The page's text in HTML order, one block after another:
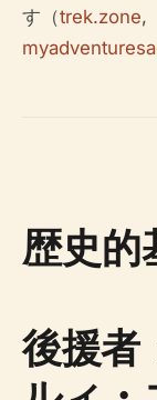
す（trek.zone,
歴史的
後援者